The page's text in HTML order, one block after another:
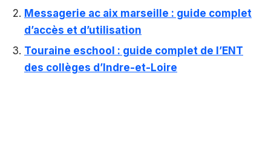
Messagerie ac aix marseille : guide complet
d’accès et d’utilisation
Touraine eschool : guide complet de l’ENT
des collèges d’Indre-et-Loire